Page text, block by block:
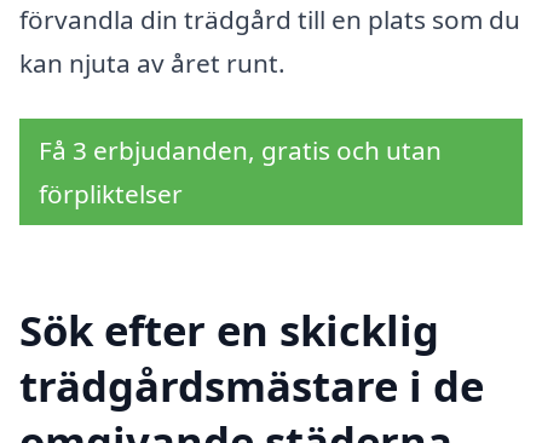
förvandla din trädgård till en plats som du
kan njuta av året runt.
Få 3 erbjudanden, gratis och utan
förpliktelser
Sök efter en skicklig
trädgårdsmästare i de